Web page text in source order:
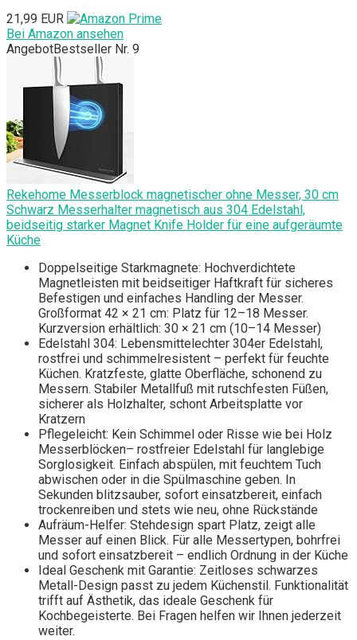
21,99 EUR
Bei Amazon ansehen
AngebotBestseller Nr. 9
Rekehome Messerblock magnetischer ohne Messer, 30 cm
Schwarz Messerhalter magnetisch aus 304 Edelstahl,
beidseitig starker Magnet Knife Holder für eine aufgeräumte
Küche
Doppelseitige Starkmagnete: Hochverdichtete
Magnetleisten mit beidseitiger Haftkraft für sicheres
Befestigen und einfaches Handling der Messer.
Großformat 42 × 21 cm: Platz für 12–18 Messer.
Kurzversion erhältlich: 30 × 21 cm (10–14 Messer)
Edelstahl 304: Lebensmittelechter 304er Edelstahl,
rostfrei und schimmelresistent – perfekt für feuchte
Küchen. Kratzfeste, glatte Oberfläche, schonend zu
Messern. Stabiler Metallfuß mit rutschfesten Füßen,
sicherer als Holzhalter, schont Arbeitsplatte vor
Kratzern
Pflegeleicht: Kein Schimmel oder Risse wie bei Holz
Messerblöcken– rostfreier Edelstahl für langlebige
Sorglosigkeit. Einfach abspülen, mit feuchtem Tuch
abwischen oder in die Spülmaschine geben. In
Sekunden blitzsauber, sofort einsatzbereit, einfach
trockenreiben und stets wie neu, ohne Rückstände
Aufräum-Helfer: Stehdesign spart Platz, zeigt alle
Messer auf einen Blick. Für alle Messertypen, bohrfrei
und sofort einsatzbereit – endlich Ordnung in der Küche
Ideal Geschenk mit Garantie: Zeitloses schwarzes
Metall-Design passt zu jedem Küchenstil. Funktionalität
trifft auf Ästhetik, das ideale Geschenk für
Kochbegeisterte. Bei Fragen helfen wir Ihnen jederzeit
weiter.